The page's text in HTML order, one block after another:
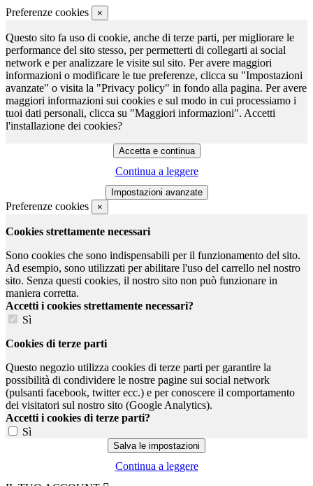
Preferenze cookies ×
Questo sito fa uso di cookie, anche di terze parti, per migliorare le
performance del sito stesso, per permetterti di collegarti ai social
network e per analizzare le visite sul sito. Per avere maggiori
informazioni o modificare le tue preferenze, clicca su "Impostazioni
avanzate" o visita la "Privacy policy" in fondo alla pagina. Per avere
maggiori informazioni sui cookies e sul modo in cui processiamo i
tuoi dati personali, clicca su "Maggiori informazioni". Accetti
l'installazione dei cookies?
Continua a leggere
Preferenze cookies ×
Cookies strettamente necessari
Sono cookies che sono indispensabili per il funzionamento del sito.
Ad esempio, sono utilizzati per abilitare l'uso del carrello nel nostro
sito. Senza questi cookies, il nostro sito non può funzionare in
maniera corretta.
Accetti i cookies strettamente necessari?
Sì
Cookies di terze parti
Questo negozio utilizza cookies di terze parti per garantire la
possibilità di condividere le nostre pagine sui social network
(pulsanti facebook, twitter ecc.) e per conoscere il comportamento
dei visitatori sul nostro sito (Google Analytics).
Accetti i cookies di terze parti?
Sì
Continua a leggere